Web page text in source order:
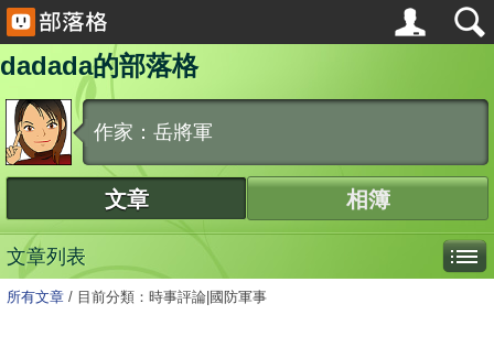
dadada的部落格
作家：岳將軍
文章 相簿
文章列表
所有文章 / 目前分類：時事評論|國防軍事